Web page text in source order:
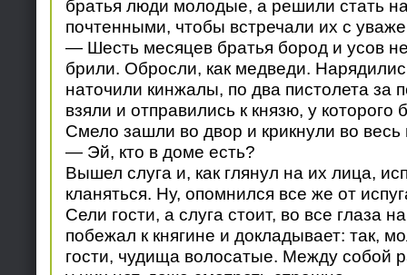
братья люди молодые, а решили стать
почтенными, чтобы встречали их с
— Шесть месяцев братья бород и усов
брили. Обросли, как медведи.
наточили кинжалы, по два пистолета за
взяли и отправились к князю, у
Смело зашли во двор и крикнули во весь
— Эй, кто в доме есть?
Вышел слуга и, как глянул на их лица,
кланяться. Ну, опомнился все же от
Сели гости, а слуга стоит, во все глаза
побежал к княгине и докладывает: так,
гости, чудища волосатые. Между собой